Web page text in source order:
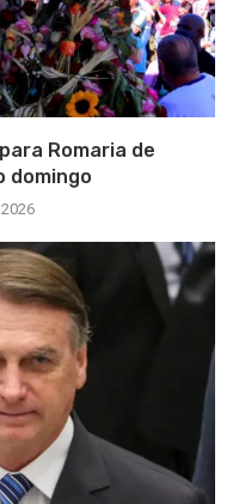
Romaria de
domingo